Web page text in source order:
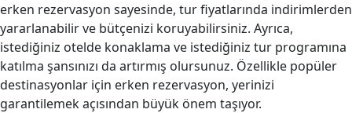
erken rezervasyon sayesinde, tur fiyatlarında indirimlerden
yararlanabilir ve bütçenizi koruyabilirsiniz. Ayrıca,
istediğiniz otelde konaklama ve istediğiniz tur programına
katılma şansınızı da artırmış olursunuz. Özellikle popüler
destinasyonlar için erken rezervasyon, yerinizi
garantilemek açısından büyük önem taşıyor.